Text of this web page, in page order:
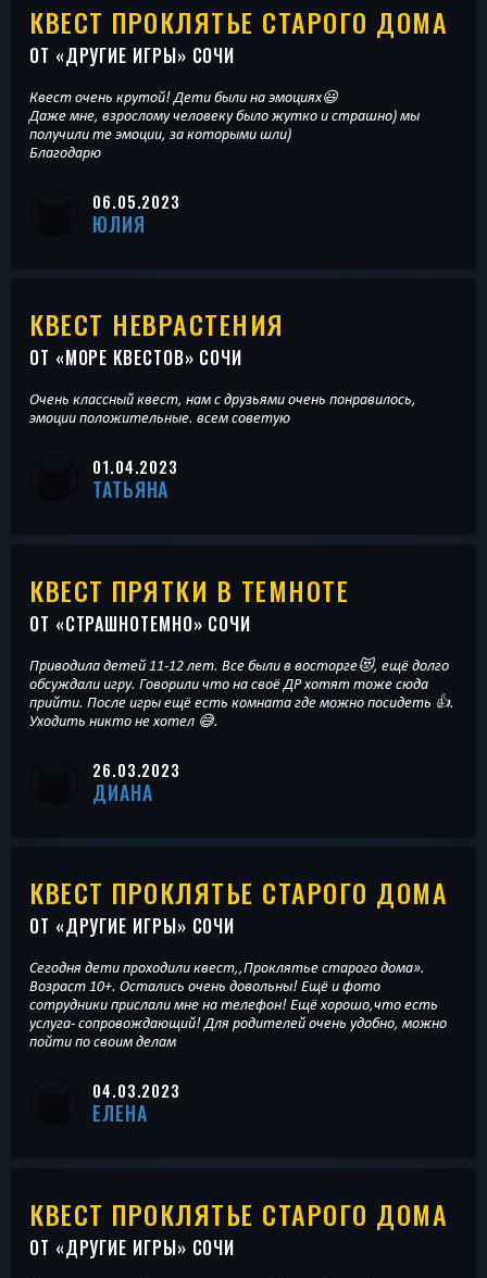
КВЕСТ ПРОКЛЯТЬЕ СТАРОГО ДОМА
ОТ «ДРУГИЕ ИГРЫ» СОЧИ
Квест очень крутой! Дети были на эмоциях😃
Даже мне, взрослому человеку было жутко и страшно) мы
получили те эмоции, за которыми шли)
Благодарю
06.05.2023
ЮЛИЯ
КВЕСТ НЕВРАСТЕНИЯ
ОТ «МОРЕ КВЕСТОВ» СОЧИ
Очень классный квест, нам с друзьями очень понравилось,
эмоции положительные. всем советую
01.04.2023
ТАТЬЯНА
КВЕСТ ПРЯТКИ В ТЕМНОТЕ
ОТ «СТРАШНОТЕМНО» СОЧИ
Приводила детей 11-12 лет. Все были в восторге😻, ещё долго
обсуждали игру. Говорили что на своё ДР хотят тоже сюда
прийти. После игры ещё есть комната где можно посидеть 👍.
Уходить никто не хотел 😅.
26.03.2023
ДИАНА
КВЕСТ ПРОКЛЯТЬЕ СТАРОГО ДОМА
ОТ «ДРУГИЕ ИГРЫ» СОЧИ
Сегодня дети проходили квест,,Проклятье старого дома».
Возраст 10+. Остались очень довольны! Ещё и фото
сотрудники прислали мне на телефон! Ещё хорошо,что есть
услуга- сопровождающий! Для родителей очень удобно, можно
пойти по своим делам
04.03.2023
ЕЛЕНА
КВЕСТ ПРОКЛЯТЬЕ СТАРОГО ДОМА
ОТ «ДРУГИЕ ИГРЫ» СОЧИ